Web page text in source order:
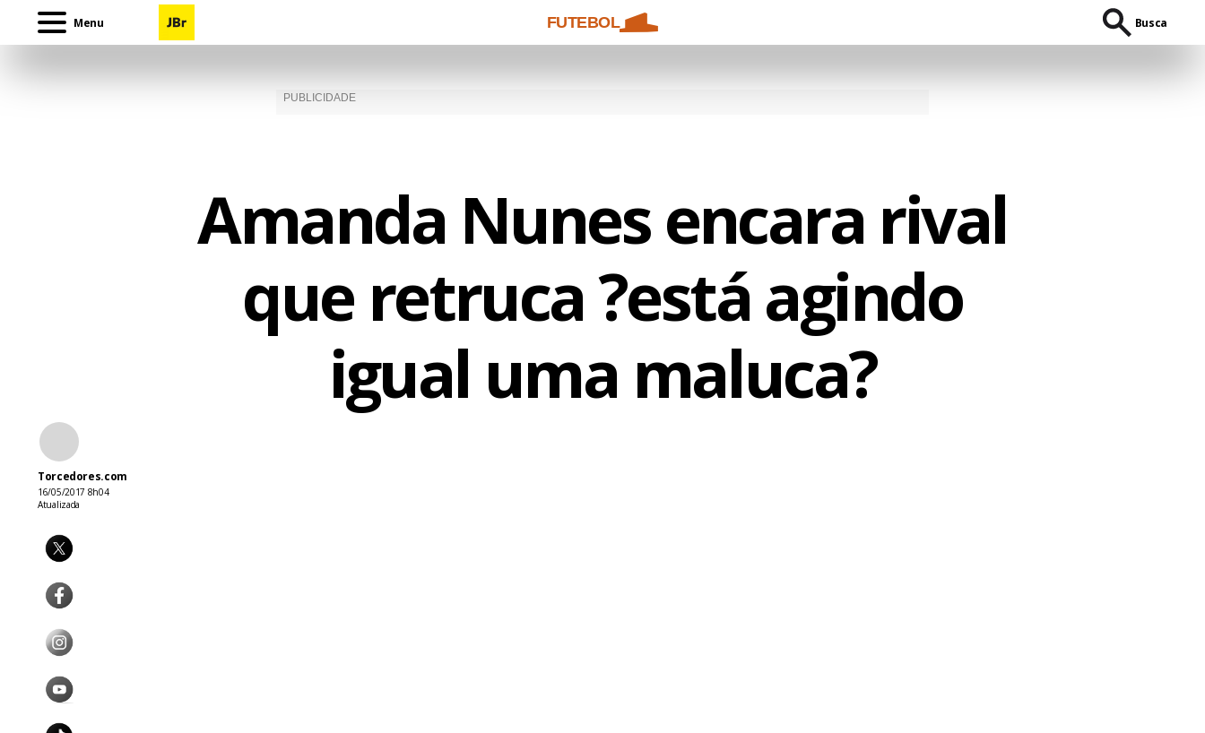
Menu FUTEBOL Busca
Amanda Nunes encara rival
que retruca ?está agindo
igual uma maluca?
Torcedores.com
16/05/2017 8h04
Atualizada